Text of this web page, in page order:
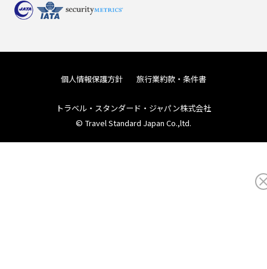
個人情報保護方針 旅行業約款・条件書
トラベル・スタンダード・ジャパン株式会社
© Travel Standard Japan Co.,ltd.